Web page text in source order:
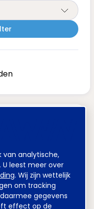
van analytische,
leest meer over
. Wij zijn wettelijk
om tracking
gegevens
effect op de
DSM
en